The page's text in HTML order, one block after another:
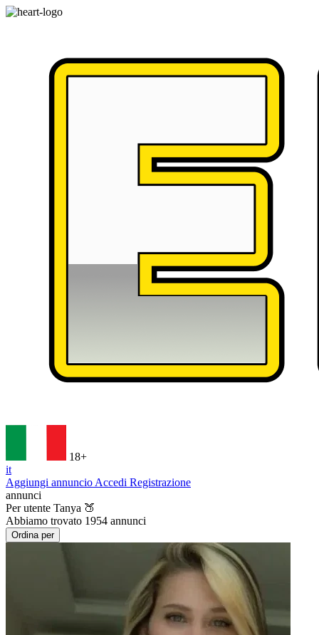
18+
it
Aggiungi annuncio Accedi Registrazione
annunci
Per utente Tanya 🍑
Abbiamo trovato 1954 annunci
Ordina per